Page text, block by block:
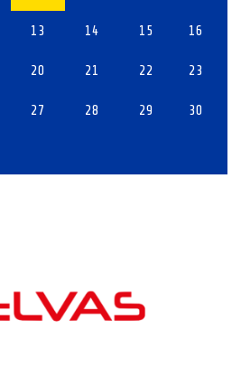
13 14 15 16
20 21 22 23
27 28 29 30